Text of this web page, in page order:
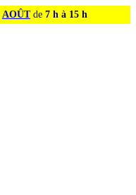
AOÛTde 7 h à 15 h